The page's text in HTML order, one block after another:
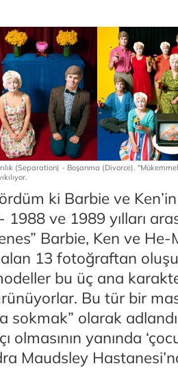
(Separation) - Boşanma (Divorce).
ki Barbie ve
ve 1989 yılları
Barbie, Ken ve He-
13 fotoğraftan
bu üç ana
Bu tür bir
sokmak” olarak
olmasının yanında
Maudsley